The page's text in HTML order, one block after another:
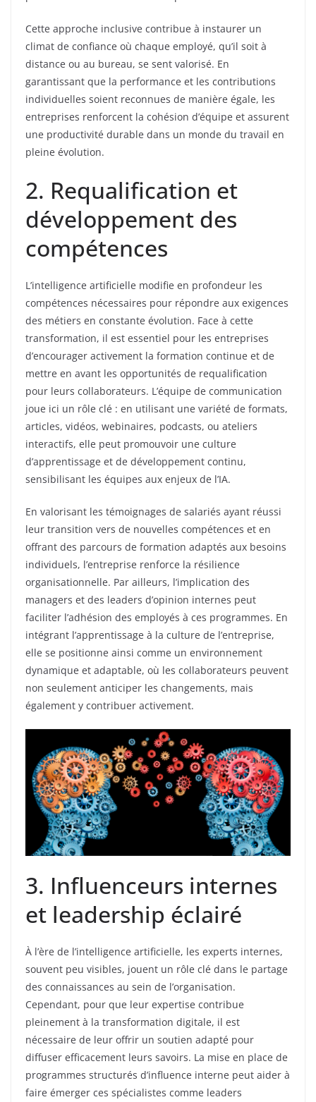
Cette approche inclusive contribue à instaurer un
climat de confiance où chaque employé, qu’il soit à
distance ou au bureau, se sent valorisé. En
garantissant que la performance et les contributions
individuelles soient reconnues de manière égale, les
entreprises renforcent la cohésion d’équipe et assurent
une productivité durable dans un monde du travail en
pleine évolution.
2. Requalification et
développement des
compétences
L’intelligence artificielle modifie en profondeur les
compétences nécessaires pour répondre aux exigences
des métiers en constante évolution. Face à cette
transformation, il est essentiel pour les entreprises
d’encourager activement la formation continue et de
mettre en avant les opportunités de requalification
pour leurs collaborateurs. L’équipe de communication
joue ici un rôle clé : en utilisant une variété de formats,
articles, vidéos, webinaires, podcasts, ou ateliers
interactifs, elle peut promouvoir une culture
d’apprentissage et de développement continu,
sensibilisant les équipes aux enjeux de l’IA.
En valorisant les témoignages de salariés ayant réussi
leur transition vers de nouvelles compétences et en
offrant des parcours de formation adaptés aux besoins
individuels, l’entreprise renforce la résilience
organisationnelle. Par ailleurs, l’implication des
managers et des leaders d’opinion internes peut
faciliter l’adhésion des employés à ces programmes. En
intégrant l’apprentissage à la culture de l’entreprise,
elle se positionne ainsi comme un environnement
dynamique et adaptable, où les collaborateurs peuvent
non seulement anticiper les changements, mais
également y contribuer activement.
3. Influenceurs internes
et leadership éclairé
À l’ère de l’intelligence artificielle, les experts internes,
souvent peu visibles, jouent un rôle clé dans le partage
des connaissances au sein de l’organisation.
Cependant, pour que leur expertise contribue
pleinement à la transformation digitale, il est
nécessaire de leur offrir un soutien adapté pour
diffuser efficacement leurs savoirs. La mise en place de
programmes structurés d’influence interne peut aider à
faire émerger ces spécialistes comme leaders